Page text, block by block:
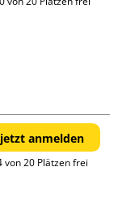
jetzt anmelden
von 20 Plätzen frei